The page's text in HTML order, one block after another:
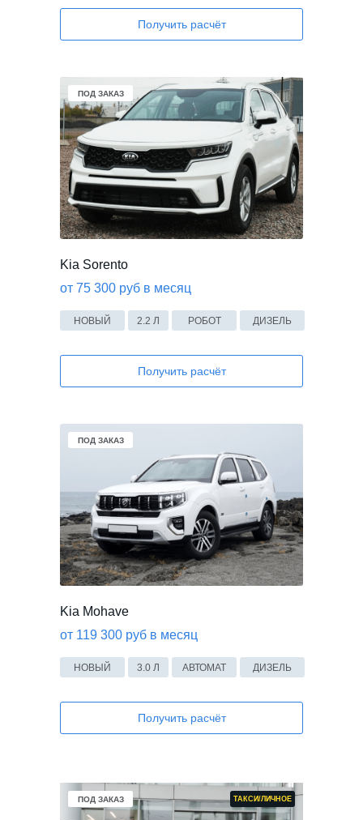
Kia Sorento
от 75 300 руб в месяц
2.2 Л РОБОТ ДИЗЕЛЬ
НОВЫЙ
Kia Mohave
от 119 300 руб в месяц
3.0 Л АВТОМАТ ДИЗЕЛЬ
НОВЫЙ
Получить расчёт
Получить расчёт
Получить расчёт
ПОД ЗАКАЗ
ПОД ЗАКАЗ
В НАЛИЧИИ ТАКСИ/ЛИЧНОЕ
ПОД ЗАКАЗ